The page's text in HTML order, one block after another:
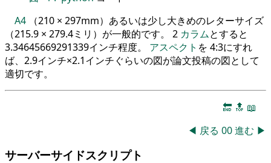
A4 （210 × 297mm）あるいは少し大きめのレターサイズ
（215.9 × 279.4ミリ）が一般的です。 2 カラムとすると
3.34645669291339インチ程度。 アスペクト を 4:3にすれ
ば、2.9インチ×2.1インチぐらいの図が論文投稿の図として
適切です。
🔚 🔝 📖
◀ 戻る 00進む ▶
サーバーサイドスクリプト